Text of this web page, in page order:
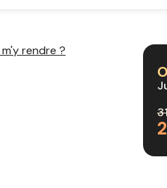
rendre ?